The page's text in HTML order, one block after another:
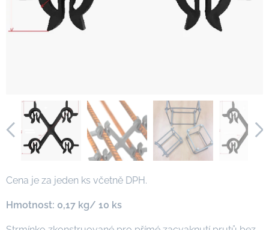
Cena je za jeden ks včetně DPH.
Hmotnost: 0,17 kg/ 10 ks